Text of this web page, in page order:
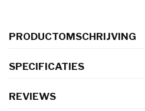
PRODUCTOMSCHRIJVING
SPECIFICATIES
REVIEWS